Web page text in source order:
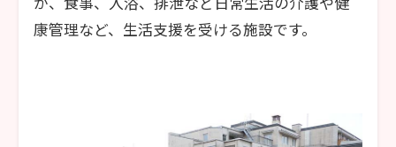
康管理など、生活支援を受ける施設です。